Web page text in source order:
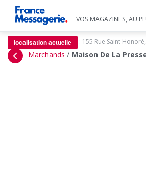
VOS MAGAZINES, AU
localisation actuelle : 155 Rue Saint
Marchands / Maison De La